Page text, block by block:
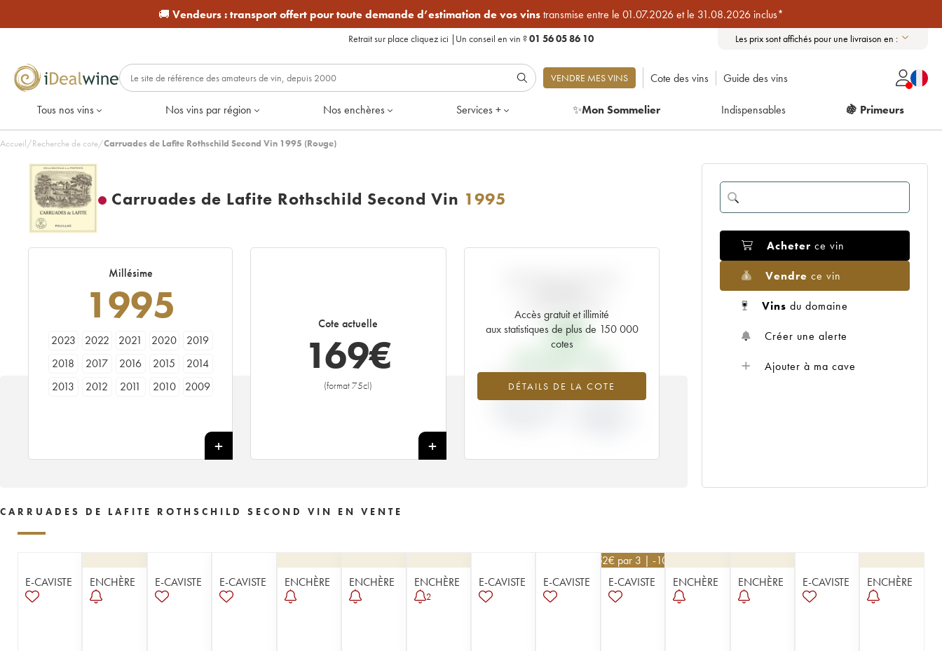
🚚 Vendeurs :transport offert pour toute demande d’estimation de vos vinstransmise entre le 01.07.2026 et le 31.08.2026 inclus*
Retrait sur place cliquez ici | Un conseil en vin ?01 56 05 86 10 Les prix sont affichés pour une livraison en :
VENDRE MES VINS Cote des vins Guide des vins
Tous nos vins Nos vins par région Nos enchères Services + ✨Mon Sommelier Indispensables 🍇 Primeurs
Accueil/Recherche de cote/Carruades de Lafite Rothschild Second Vin 1995 (Rouge)
Carruades de Lafite Rothschild Second Vin 1995
Millésime
1995
2023 2022 2021 2020
2019
2018
2017 2016 2015
2014
2013
2012 2011 2010
2009
1999
1998
1997 1996 1995
1994
1955 1954
1937
Cote actuelle
169€
(format 75cl)
+
Accès gratuit et illimité
aux statistiques de plus de 150 000
cotes
DÉTAILS DE LA COTE
15€
+1026.8% +25%
Acheter ce vin
Vendre ce vin
Vins du domaine
Créer une alerte
Ajouter à ma cave
CARRUADES DE LAFITE ROTHSCHILD SECOND VIN EN VENTE
E-CAVISTE ENCHÈRE E-CAVISTE E-CAVISTE ENCHÈRE ENCHÈRE ENCHÈRE
2
E-CAVISTE E-CAVISTE
252€ par 3 | -10%
E-CAVISTE
ENCHÈRE ENCHÈRE E-CAVISTE ENCHÈRE